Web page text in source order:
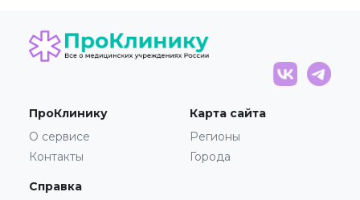
ПроКлинику
О сервисе
Контакты
Карта сайта
Регионы
Города
Справка